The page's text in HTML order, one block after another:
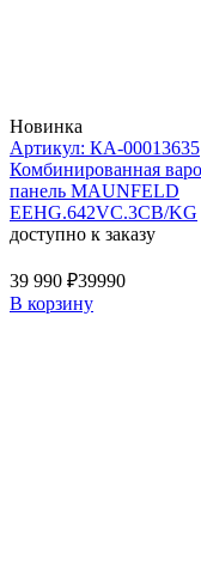
Новинка
Артикул: КА-00013635
Комбинированная
панель MAUNFELD
EEHG.642VC.3CB/KG
доступно к заказу
39 990 ₽39990
В корзину